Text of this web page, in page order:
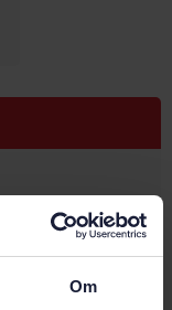
Om
607:2019
- Surface
(ISO